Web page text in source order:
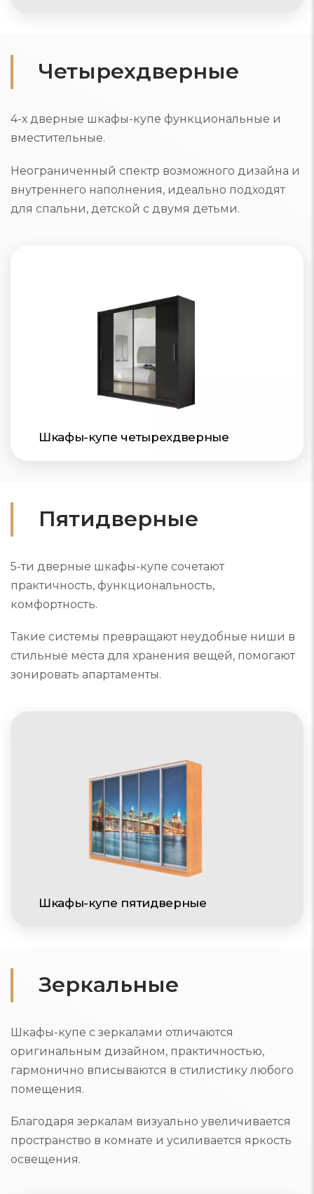
Четырехдверные
4-х дверные шкафы-купе функциональные и
вместительные.
Неограниченный спектр возможного дизайна и
внутреннего наполнения, идеально подходят
для спальни, детской с двумя детьми.
Шкафы-купе четырехдверные
Шкафы-купе пятидверные
Пятидверные
5-ти дверные шкафы-купе сочетают
практичность, функциональность,
комфортность.
Такие системы превращают неудобные ниши в
стильные места для хранения вещей, помогают
зонировать апартаменты.
Зеркальные
Шкафы-купе с зеркалами отличаются
оригинальным дизайном, практичностью,
гармонично вписываются в стилистику любого
помещения.
Благодаря зеркалам визуально увеличивается
пространство в комнате и усиливается яркость
освещения.